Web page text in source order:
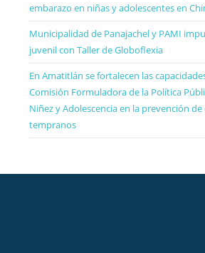
embarazo en niñas y adolescentes en
Municipalidad de Panajachel y PAMI
juvenil con Taller de Globoflexia
En Amatitlán se fortalecen las
Comisión Formuladora de la Política
Niñez y Adolescencia en la prevención
tempranos